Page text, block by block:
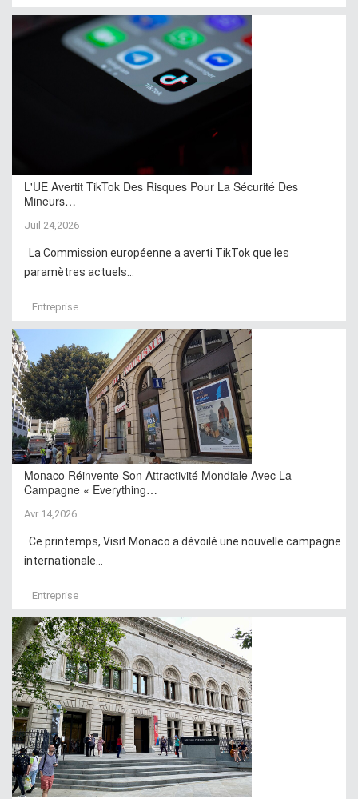
L'UE Avertit TikTok Des Risques Pour La Sécurité Des
Mineurs…
Juil 24,2026
La Commission européenne a averti TikTok que les
paramètres actuels...
Entreprise
Monaco Réinvente Son Attractivité Mondiale Avec La
Campagne « Everything…
Avr 14,2026
Ce printemps, Visit Monaco a dévoilé une nouvelle campagne
internationale...
Entreprise